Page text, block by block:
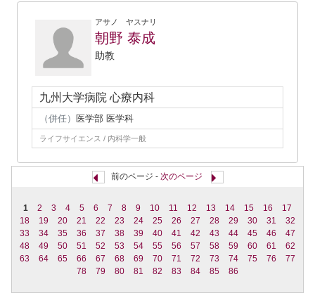
アサノ ヤスナリ
朝野 泰成
助教
九州大学病院 心療内科
（併任） 医学部 医学科
ライフサイエンス / 内科学一般
前のページ - 次のページ
1 2 3 4 5 6 7 8 9 10 11 12 13 14 15 16
17
18
19 20 21 22 23 24 25 26 27 28 29 30 31
32
33
34 35 36 37 38 39 40 41 42 43 44 45 46
47
48
49 50 51 52 53 54 55 56 57 58 59 60 61
62
63
64 65 66 67 68 69 70 71 72 73 74 75 76
77
78
79 80 81 82 83 84 85 86